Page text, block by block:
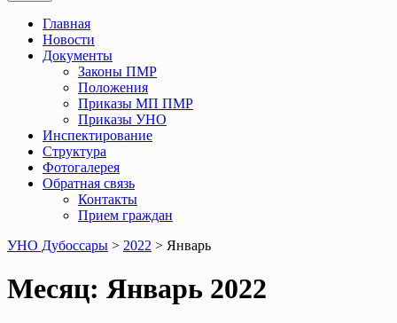
Главная
Новости
Документы
Законы ПМР
Положения
Приказы МП ПМР
Приказы УНО
Инспектирование
Структура
Фотогалерея
Обратная связь
Контакты
Прием граждан
УНО Дубоссары > 2022 > Январь
Месяц: Январь 2022